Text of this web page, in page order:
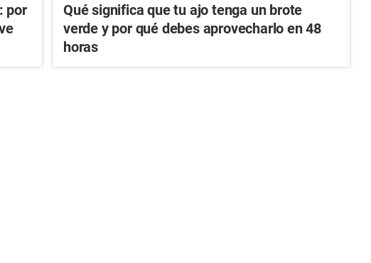
por
Qué significa que tu ajo tenga un brote
verde y por qué debes aprovecharlo en 48
horas